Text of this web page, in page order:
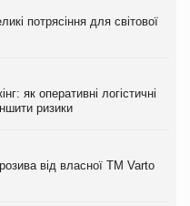
потрясіння для світової
як оперативні логістичні
ризики
від власної ТМ Varto
від власної ТМ Varto
знав» про асортимент,
з’явилися паучі
потрясіння для світової
півріччі